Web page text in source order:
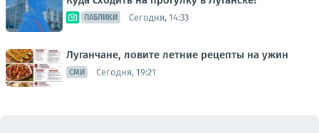
ПАБЛИКИ Сегодня, 14:33
Луганчане, ловите летние рецепты на ужин
СМИ Сегодня, 19:21